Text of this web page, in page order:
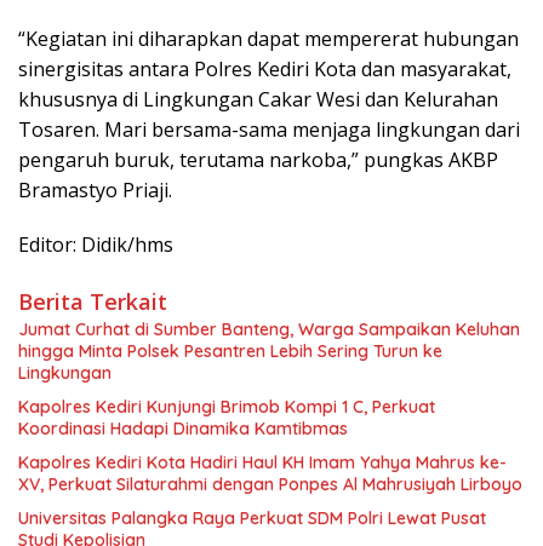
“Kegiatan ini diharapkan dapat mempererat hubungan
sinergisitas antara Polres Kediri Kota dan masyarakat,
khususnya di Lingkungan Cakar Wesi dan Kelurahan
Tosaren. Mari bersama-sama menjaga lingkungan dari
pengaruh buruk, terutama narkoba,” pungkas AKBP
Bramastyo Priaji.
Editor: Didik/hms
Berita Terkait
Jumat Curhat di Sumber Banteng, Warga Sampaikan Keluhan
hingga Minta Polsek Pesantren Lebih Sering Turun ke
Lingkungan
Kapolres Kediri Kunjungi Brimob Kompi 1 C, Perkuat
Koordinasi Hadapi Dinamika Kamtibmas
Kapolres Kediri Kota Hadiri Haul KH Imam Yahya Mahrus ke-
XV, Perkuat Silaturahmi dengan Ponpes Al Mahrusiyah Lirboyo
Universitas Palangka Raya Perkuat SDM Polri Lewat Pusat
Studi Kepolisian